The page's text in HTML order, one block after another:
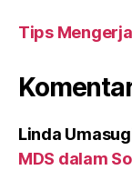
Tips
Linda
MDS dalam